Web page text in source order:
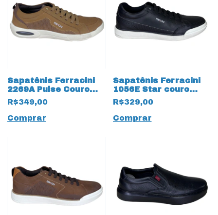
Sapatênis Ferracini
2269A Pulse Couro
Nobuck 17597 Areia
R$349,00
Comprar
Sapatênis Ferracini
1056E Star couro
Natural 17596 Preto
R$329,00
Comprar